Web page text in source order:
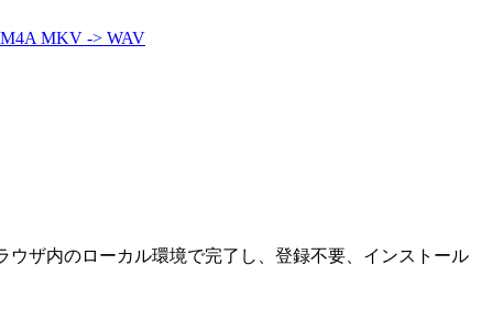
MKV -> WAV
ザ内のローカル環境で完了し、登録不要、インストール